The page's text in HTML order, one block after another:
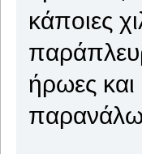
κάποιες
ήρωες και